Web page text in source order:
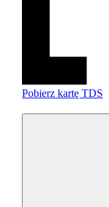
Pobierz kartę TDS